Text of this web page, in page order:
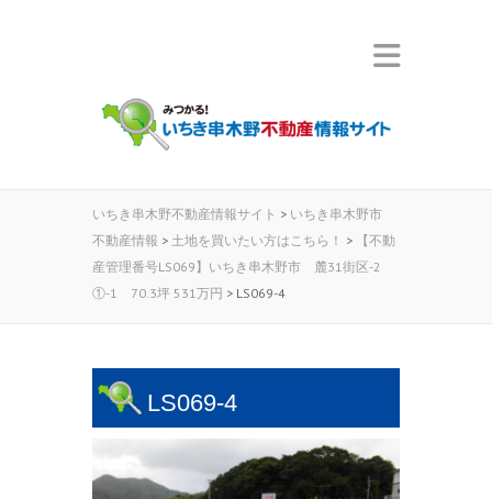
いちき串木野不動産情報サイト > いちき串木野市
不動産情報 > 土地を買いたい方はこちら！ >
【不動
産管理番号LS069】いちき串木野市 麓31街区-2
①-1 70.3坪 531万円 > LS069-4
LS069-4